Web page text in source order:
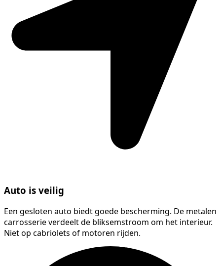
Auto is veilig
Een gesloten auto biedt goede bescherming. De metalen
carrosserie verdeelt de bliksemstroom om het interieur.
Niet op cabriolets of motoren rijden.